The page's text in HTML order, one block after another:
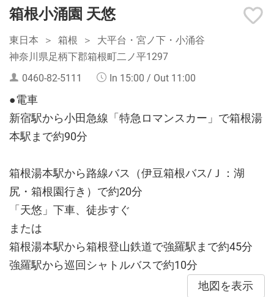
箱根小涌園 天悠
東日本 箱根
大平台・宮ノ下・小涌谷
神奈川県足柄下郡箱根町二ノ平1297
0460-82-5111
In 15:00 / Out 11:00
●電車
新宿駅から小田急線「特急ロマンスカー」で箱根湯
本駅まで約90分
箱根湯本駅から路線バス（伊豆箱根バス/Ｊ：湖
尻・箱根園行き）で約20分
「天悠」下車、徒歩すぐ
または
箱根湯本駅から箱根登山鉄道で強羅駅まで約45分
強羅駅から巡回シャトルバスで約10分
地図を表示